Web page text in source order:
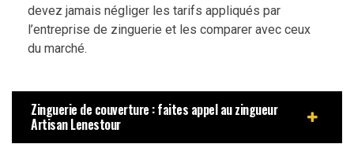
devez jamais négliger les tarifs appliqués par
l’entreprise de zinguerie et les comparer avec ceux
du marché.
Zinguerie de couverture : faites appel au zingueur
Artisan Lenestour